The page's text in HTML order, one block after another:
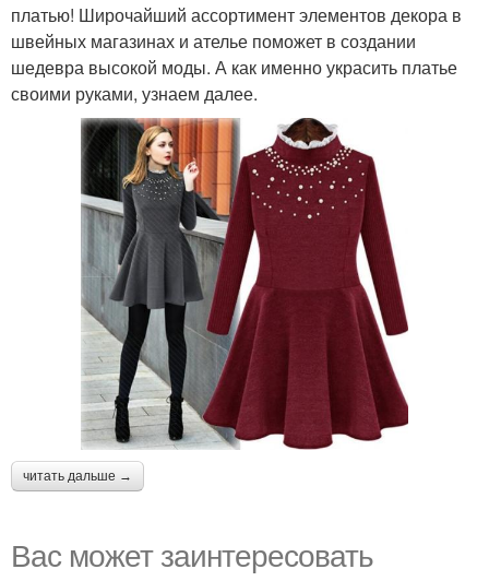
платью! Широчайший ассортимент элементов декора в
швейных магазинах и ателье поможет в создании
шедевра высокой моды. А как именно украсить платье
своими руками, узнаем далее.
читать дальше →
Вас может заинтересовать